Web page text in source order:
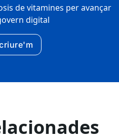
de vitamines per avançar
digital